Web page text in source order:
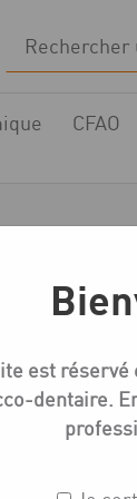
CFAO
est
dentaire.